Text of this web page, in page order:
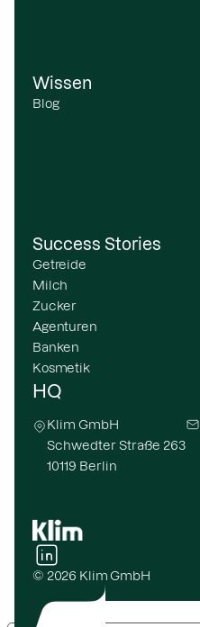
Wissen
Blog
Success Stories
Getreide
Milch
Zucker
Agenturen
Banken
Kosmetik
HQ
Klim GmbH
Schwedter Straße 263
10119 Berlin
© 2026 Klim GmbH